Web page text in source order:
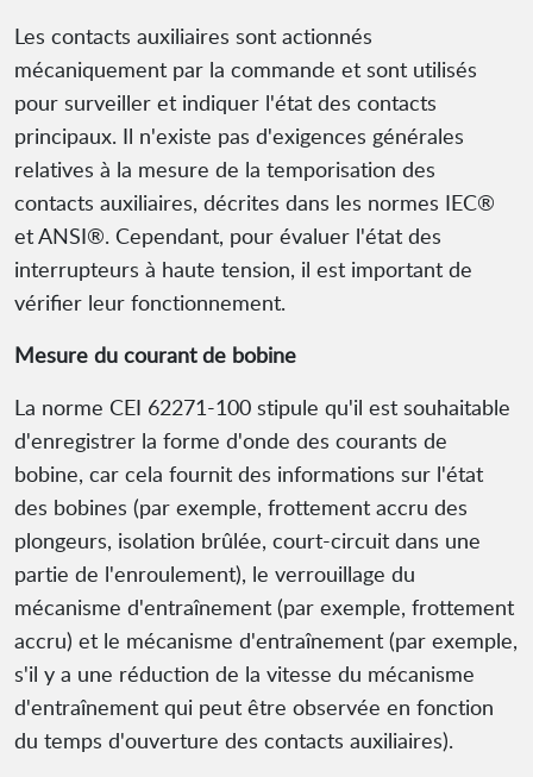
Les contacts auxiliaires sont actionnés
mécaniquement par la commande et sont utilisés
pour surveiller et indiquer l'état des contacts
principaux. Il n'existe pas d'exigences générales
relatives à la mesure de la temporisation des
contacts auxiliaires, décrites dans les normes IEC®
et ANSI®. Cependant, pour évaluer l'état des
interrupteurs à haute tension, il est important de
vérifier leur fonctionnement.
Mesure du courant de bobine
La norme CEI 62271-100 stipule qu'il est souhaitable
d'enregistrer la forme d'onde des courants de
bobine, car cela fournit des informations sur l'état
des bobines (par exemple, frottement accru des
plongeurs, isolation brûlée, court-circuit dans une
partie de l'enroulement), le verrouillage du
mécanisme d'entraînement (par exemple, frottement
accru) et le mécanisme d'entraînement (par exemple,
s'il y a une réduction de la vitesse du mécanisme
d'entraînement qui peut être observée en fonction
du temps d'ouverture des contacts auxiliaires).